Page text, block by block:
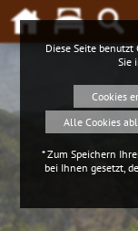
Diese Seite
Sie
Cookies
Alle Cookies
* Zum Speichern
bei Ihnen gesetzt,